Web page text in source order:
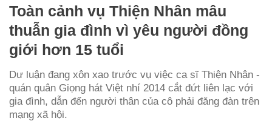
Toàn cảnh vụ Thiện Nhân mâu
thuẫn gia đình vì yêu người đồng
giới hơn 15 tuổi
Dư luận đang xôn xao trước vụ việc ca sĩ Thiện Nhân -
quán quân Giọng hát Việt nhí 2014 cắt đứt liên lạc với
gia đình, dẫn đến người thân của cô phải đăng đàn trên
mạng xã hội.